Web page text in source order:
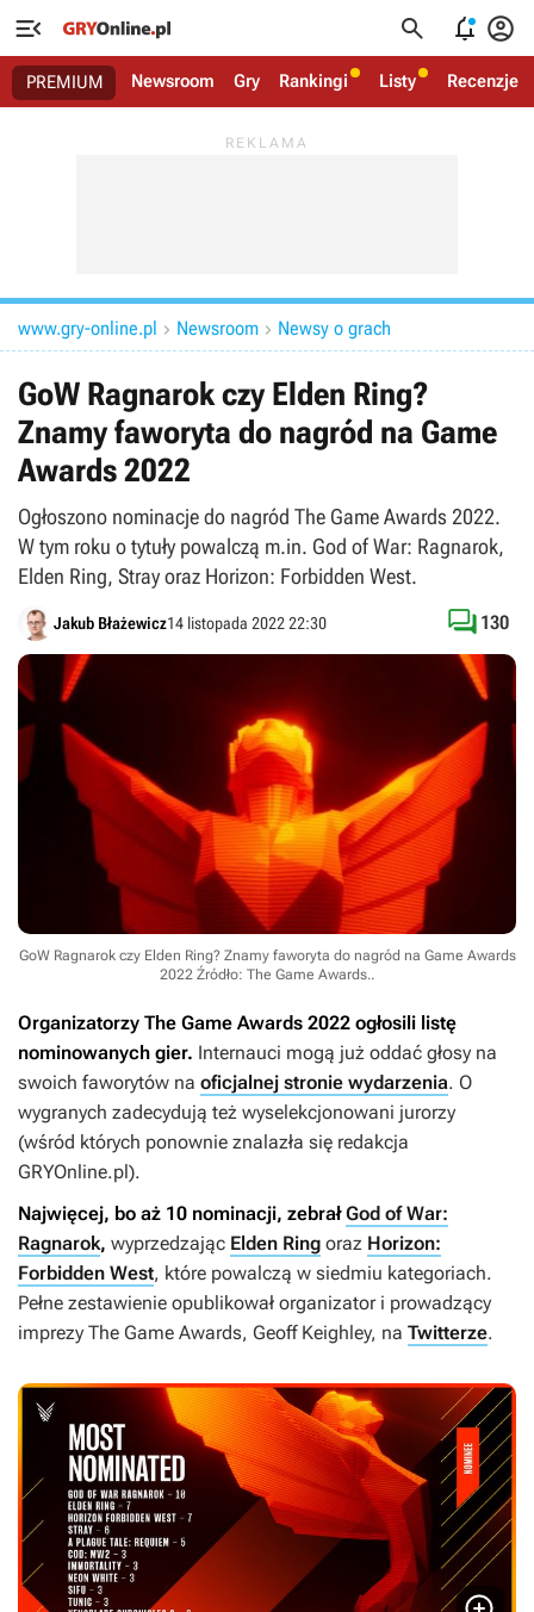
   
PREMIUM Newsroom Gry Rankingi Listy Recenzje
www.gry-online.pl  Newsroom  Newsy o grach
GoW Ragnarok czy Elden Ring?
Znamy faworyta do nagród na Game
Awards 2022
Ogłoszono nominacje do nagród The Game Awards 2022.
W tym roku o tytuły powalczą m.in. God of War: Ragnarok,
Elden Ring, Stray oraz Horizon: Forbidden West.
Jakub Błażewicz14 listopada 2022 22:30  130
GoW Ragnarok czy Elden Ring? Znamy faworyta do nagród na Game Awards
2022 Źródło: The Game Awards..
Organizatorzy The Game Awards 2022 ogłosili listę
nominowanych gier. Internauci mogą już oddać głosy na
swoich faworytów na oficjalnej stronie wydarzenia. O
wygranych zadecydują też wyselekcjonowani jurorzy
(wśród których ponownie znalazła się redakcja
GRYOnline.pl).
Najwięcej, bo aż 10 nominacji, zebrałGod of War:
Ragnarok, wyprzedzając Elden Ring oraz Horizon:
Forbidden West, które powalczą w siedmiu kategoriach.
Pełne zestawienie opublikował organizator i prowadzący
imprezy The Game Awards, Geoff Keighley, na Twitterze.